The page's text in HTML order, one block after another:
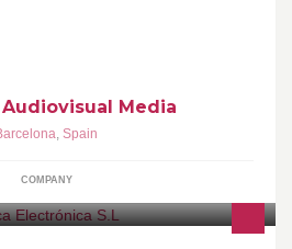
Media
, Spain
COMPANY